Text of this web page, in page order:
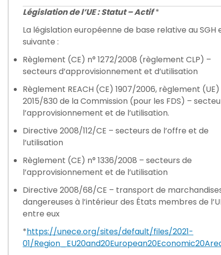
Législation de l’UE : Statut – Actif*
La législation européenne de base relative au SGH
suivante :
Règlement (CE) n° 1272/2008 (règlement CLP) –
secteurs d’approvisionnement et d’utilisation
Règlement REACH (CE) 1907/2006, règlement (UE)
2015/830 de la Commission (pour les FDS) –
l’approvisionnement et de l’utilisation.
Directive 2008/112/CE – secteurs de l’offre et de
l’utilisation
Règlement (CE) n° 1336/2008 – secteurs de
l’approvisionnement et de l’utilisation
Directive 2008/68/CE – transport de
dangereuses à l’intérieur des États membres de
entre eux
*https://unece.org/sites/default/files/2021-
01/